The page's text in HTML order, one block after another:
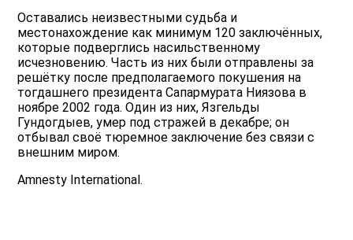
Оставались неизвестными судьба и
местонахождение как минимум 120 заключённых,
которые подверглись насильственному
исчезновению. Часть из них были отправлены за
решётку после предполагаемого покушения на
тогдашнего президента Сапармурата Ниязова в
ноябре 2002 года. Один из них, Язгельды
Гундогдыев, умер под стражей в декабре; он
отбывал своё тюремное заключение без связи с
внешним миром.
Amnesty International.